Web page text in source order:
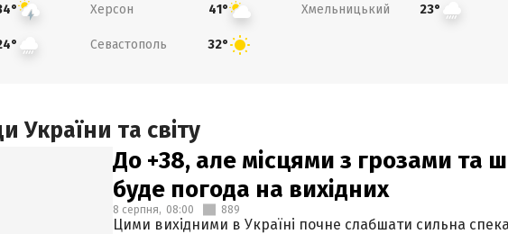
Херсон 41° Хмельницький 23°
Севастополь 32°
України та світу
До +38, але місцями з грозами та
буде погода на вихідних
8 серпня, 08:00 889
Цими вихідними в Україні почне слабшати сильна